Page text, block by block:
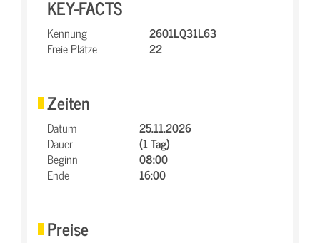
KEY-FACTS
Kennung
2601LQ31L63
Freie Plätze
22
Zeiten
Datum
25.11.2026
Dauer
(1 Tag)
Beginn
08:00
Ende
16:00
Preise